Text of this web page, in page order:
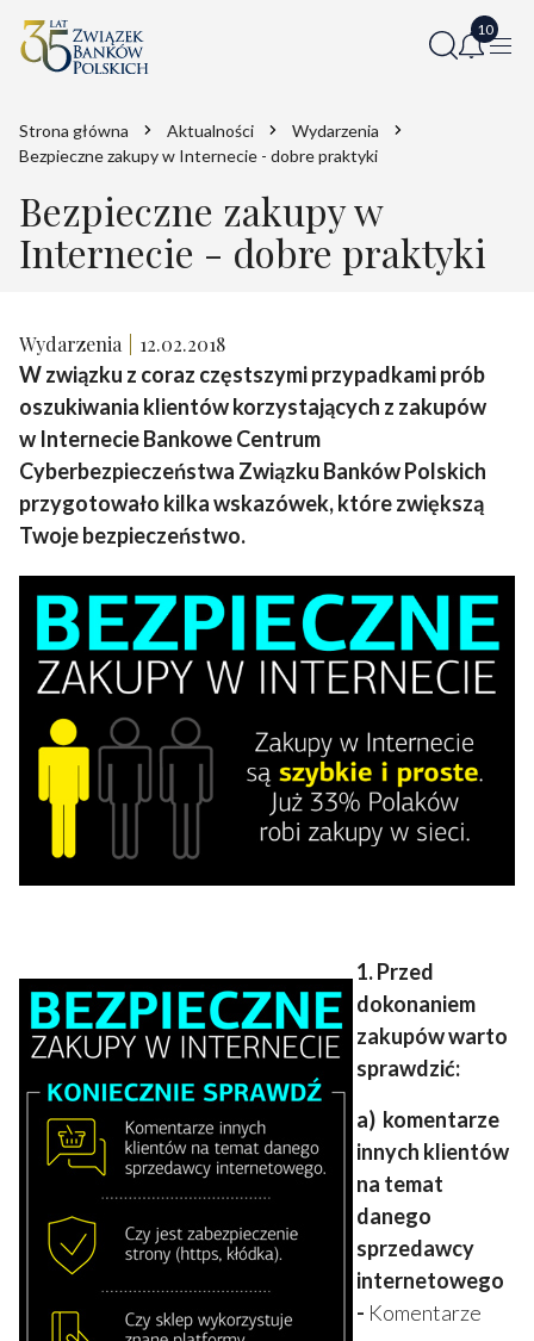
Strona główna Aktualności
Wydarzenia
Bezpieczne zakupy w Internecie - dobre praktyki
Bezpieczne zakupy w
Internecie - dobre praktyki
Wydarzenia 12.02.2018
W związku z coraz częstszymi przypadkami prób
oszukiwania klientów korzystających z zakupów
w Internecie Bankowe Centrum
Cyberbezpieczeństwa Związku Banków Polskich
przygotowało kilka wskazówek, które zwiększą
Twoje bezpieczeństwo.
1. Przed
dokonaniem
zakupów warto
sprawdzić:
a) komentarze
innych klientów
na temat
danego
sprzedawcy
internetowego
- Komentarze